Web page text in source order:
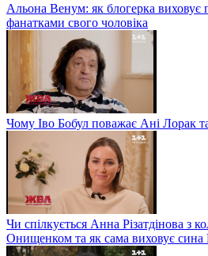
Альона Венум: як блогерка виховує
фанатками свого чоловіка
Чому Іво Бобул поважає Ані Лорак
Чи спілкується Анна Різатдінова з
Онищенком та як сама виховує сина